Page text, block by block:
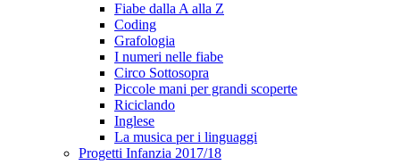
Fiabe dalla A alla Z
Coding
Grafologia
I numeri nelle fiabe
Circo Sottosopra
Piccole mani per grandi scoperte
Riciclando
Inglese
La musica per i linguaggi
Progetti Infanzia 2017/18